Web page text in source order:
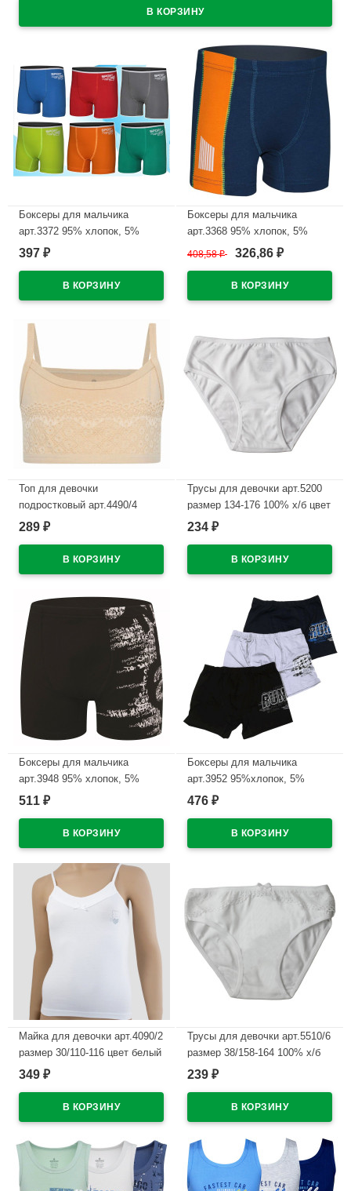
Боксеры для мальчика
арт.3372 95% хлопок, 5%
эластан цвет ассорти
397 ₽
Боксеры для мальчика
арт.3368 95% хлопок, 5%
эластан цвет ассорти
408,58₽ 326,86 ₽
Топ для девочки
подростковый арт.4490/4
размер 34/134-140 цвет
289 ₽
Трусы для девочки арт.5200
размер 134-176 100% х/б цвет
белый
234 ₽
Боксеры для мальчика
арт.3948 95% хлопок, 5%
эластан цвет ассорти
511 ₽
Боксеры для мальчика
арт.3952 95%хлопок, 5%
эластан цвет ассорти
476 ₽
Майка для девочки арт.4090/2
размер 30/110-116 цвет белый
100% х/б
349 ₽
Трусы для девочки арт.5510/6
размер 38/158-164 100% х/б
цвет белый
239 ₽